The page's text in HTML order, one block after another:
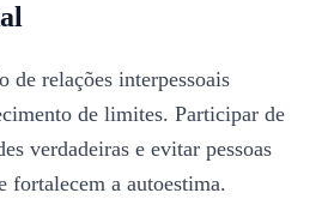
de relações interpessoais
de limites. Participar de
verdadeiras e evitar pessoas
fortalecem a autoestima.